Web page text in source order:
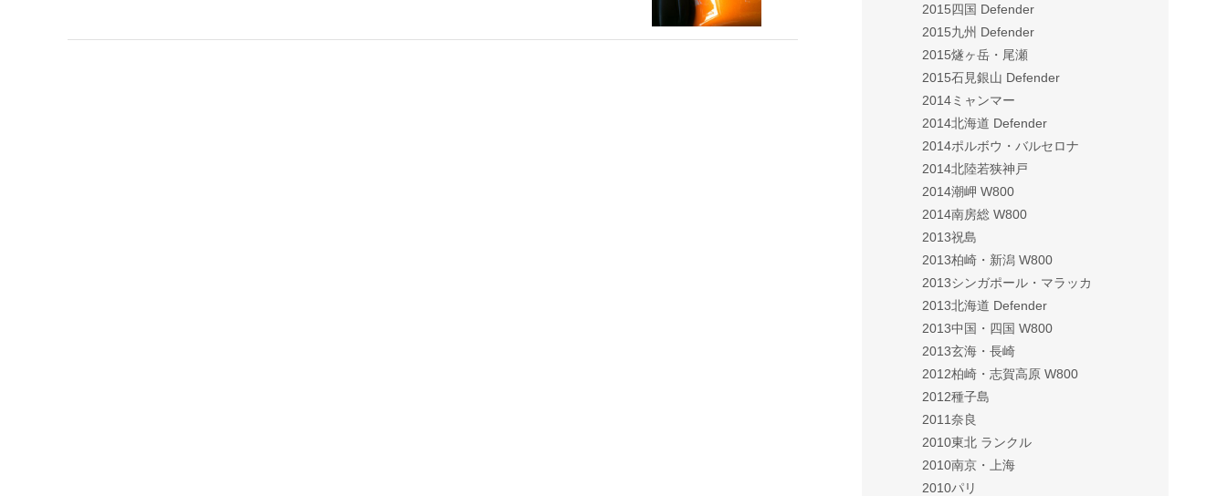
2015四国 Defender
2015九州 Defender
2015燧ヶ岳・尾瀬
2015石見銀山 Defender
2014ミャンマー
2014北海道 Defender
2014ポルボウ・バルセロナ
2014北陸若狭神戸
2014潮岬 W800
2014南房総 W800
2013祝島
2013柏崎・新潟 W800
2013シンガポール・マラッカ
2013北海道 Defender
2013中国・四国 W800
2013玄海・長崎
2012柏崎・志賀高原 W800
2012種子島
2011奈良
2010東北 ランクル
2010南京・上海
2010パリ